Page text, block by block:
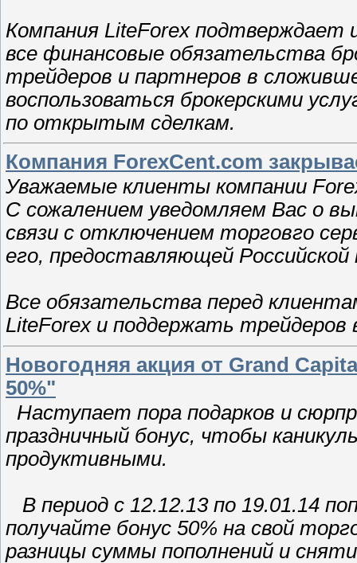
Компания LiteForex
все финансовые обязательства
трейдеров и партнеров в
воспользоваться брокерскими
по открытым сделкам.
Компания ForexCent.com
Уважаемые клиенты компании
С сожалением уведомляем Вас о
связи с отключением торговго
его, предоставляющей Российской
Все обязательства перед
LiteForex и поддержать трейдеров
Новогодняя акция от Grand
50%"
Наступает пора подарков и
праздничный бонус, чтобы
продуктивными.
В период с 12.12.13 по 19.01.14
получайте бонус 50% на свой
разницы суммы пополнений и